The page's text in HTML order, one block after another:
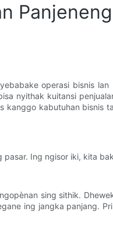
operasi bisnis
nyithak kuitansi
kanggo kabutuhan bisnis
Ing ngisor iki, kita
sing sithik.
ing jangka panjang.